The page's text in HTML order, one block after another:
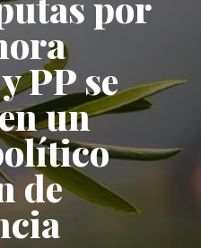
PP se
un
de